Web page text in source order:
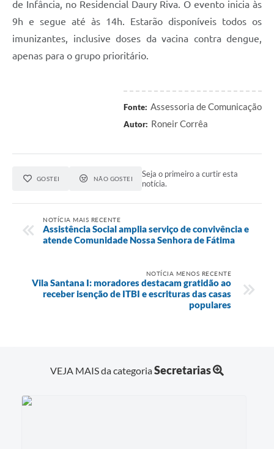
de Infância, no Residencial Daury Riva. O evento inicia às
9h e segue até às 14h. Estarão disponíveis todos os
imunizantes, inclusive doses da vacina contra dengue,
apenas para o grupo prioritário.
Fonte: Assessoria de Comunicação
Autor: Roneir Corrêa
GOSTEI NÃO GOSTEI
Seja o primeiro a curtir esta
notícia.
NOTÍCIA MAIS RECENTE
Assistência Social amplia serviço de convivência e
atende Comunidade Nossa Senhora de Fátima
NOTÍCIA MENOS RECENTE
Vila Santana I: moradores destacam gratidão ao
receber isenção de ITBI e escrituras das casas
populares
VEJA MAIS da categoriaSecretarias